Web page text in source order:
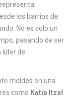
a
n
c
los barrios de
No es solo un
pasando de ser
líder de
moldes en una
como Katia Itzel